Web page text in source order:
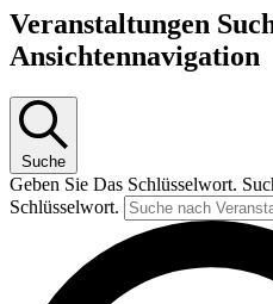
Veranstaltungen
Ansichtennavigation
Suche
Geben Sie Das Schlüsselwort.
Schlüsselwort.